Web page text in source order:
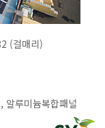
(걸매리)
알루미늄복합패널